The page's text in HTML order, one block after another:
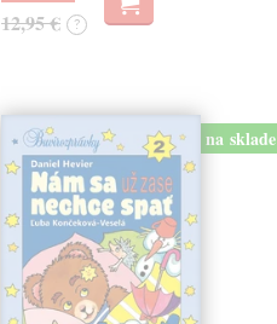
12,95 € ?
na sklade